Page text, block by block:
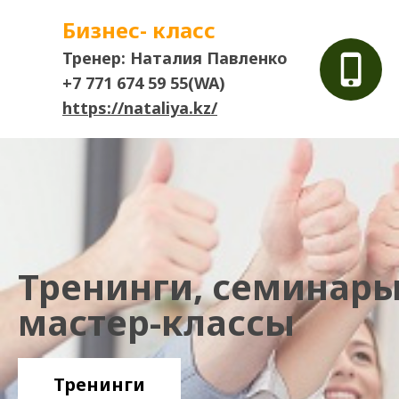
Бизнес- класс
Тренер: Наталия Павленко
+7 771 674 59 55(WA)
https://nataliya.kz/
Тренинги,
мастер-классы
Тренинги